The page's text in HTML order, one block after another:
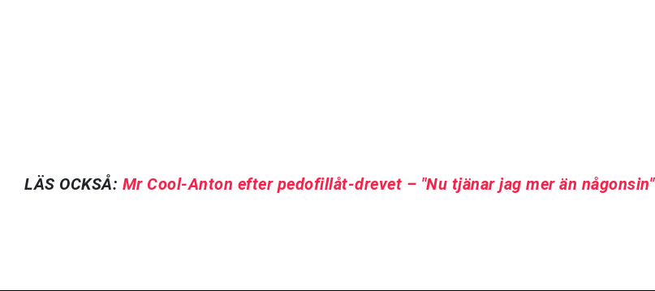
LÄS OCKSÅ: Mr Cool-Anton efter pedofillåt-drevet – "Nu tjänar jag mer än någonsin"